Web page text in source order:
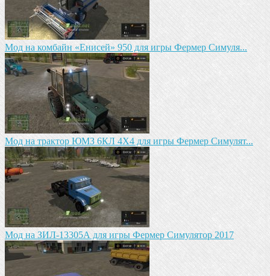
Мод на комбайн «Енисей» 950 для игры Фермер Симуля...
Мод на трактор ЮМЗ 6КЛ 4X4 для игры Фермер Симулят...
Мод на ЗИЛ-13305А для игры Фермер Симулятор 2017